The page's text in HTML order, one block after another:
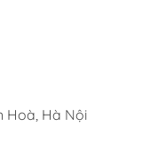
Hoà, Hà Nội